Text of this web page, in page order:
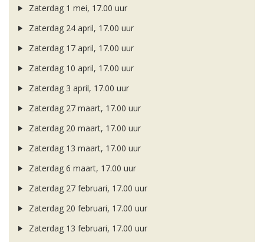
Zaterdag 1 mei, 17.00 uur
Zaterdag 24 april, 17.00 uur
Zaterdag 17 april, 17.00 uur
Zaterdag 10 april, 17.00 uur
Zaterdag 3 april, 17.00 uur
Zaterdag 27 maart, 17.00 uur
Zaterdag 20 maart, 17.00 uur
Zaterdag 13 maart, 17.00 uur
Zaterdag 6 maart, 17.00 uur
Zaterdag 27 februari, 17.00 uur
Zaterdag 20 februari, 17.00 uur
Zaterdag 13 februari, 17.00 uur